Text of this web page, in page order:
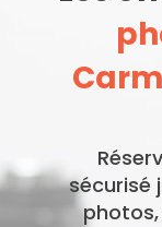
sécurisé